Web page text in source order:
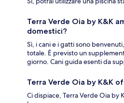
Terra Verde Oia by K&K
domestici?
Sì, i cani e i gatti sono
totale. È previsto un
giorno. Cani guida esenti da
Terra Verde Oia by K&K
Ci dispiace, Terra Verde Oia